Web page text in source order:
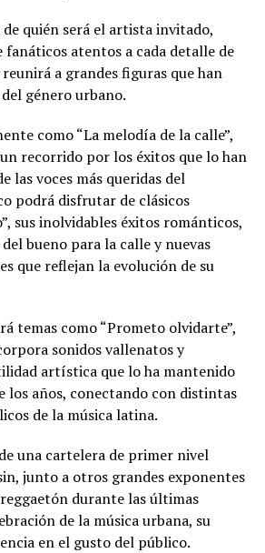
quién será el artista invitado,
fanáticos atentos a cada detalle de
a grandes figuras que han
género urbano.
como “La melodía de la calle”,
recorrido por los éxitos que lo han
las voces más queridas del
podrá disfrutar de clásicos
sus inolvidables éxitos románticos,
bueno para la calle y nuevas
que reflejan la evolución de su
temas como “Prometo olvidarte”,
sonidos vallenatos y
artística que lo ha mantenido
los años, conectando con distintas
de la música latina.
una cartelera de primer nivel
junto a otros grandes exponentes
durante las últimas
de la música urbana, su
en el gusto del público.